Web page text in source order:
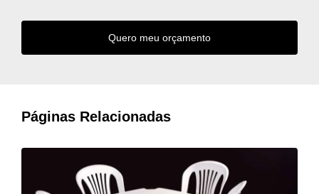
Quero meu orçamento
Páginas Relacionadas